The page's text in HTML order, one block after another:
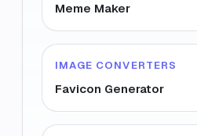
Meme Maker
IMAGE CONVERTERS
Favicon Generator